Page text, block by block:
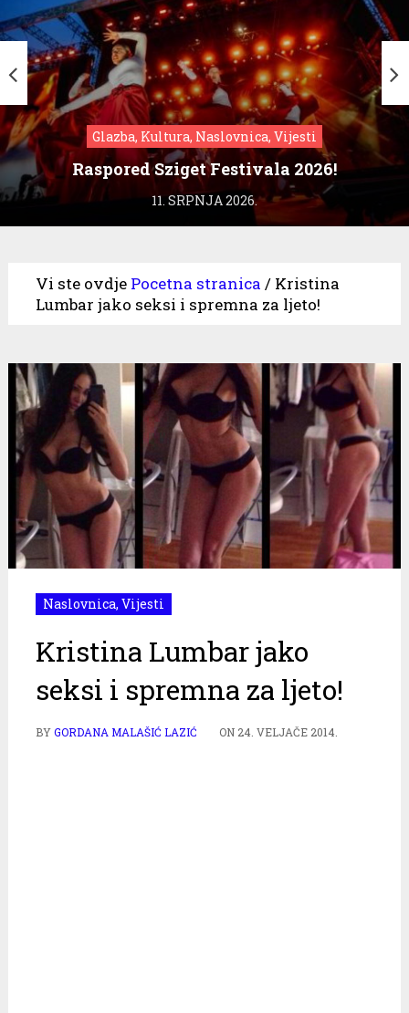
Glazba, Kultura, Naslovnica, Vijesti
Raspored Sziget Festivala 2026!
11. SRPNJA 2026.
Vi ste ovdje Pocetna stranica / Kristina
Lumbar jako seksi i spremna za ljeto!
Naslovnica, Vijesti
Kristina Lumbar jako
seksi i spremna za ljeto!
BYGORDANA MALAŠIĆ LAZIĆ ON 24. VELJAČE 2014.